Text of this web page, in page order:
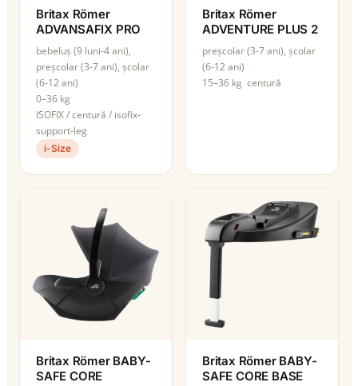
Britax Römer
ADVANSAFIX PRO
bebeluș (9 luni-4 ani),
preșcolar (3-7 ani), școlar
(6-12 ani)
0–36 kg
ISOFIX / centură / isofix-
support-leg
i-Size
Britax Römer
ADVENTURE PLUS 2
preșcolar (3-7 ani), școlar
(6-12 ani)
15–36 kg centură
Britax Römer BABY-
SAFE CORE
Britax Römer BABY-
SAFE CORE BASE